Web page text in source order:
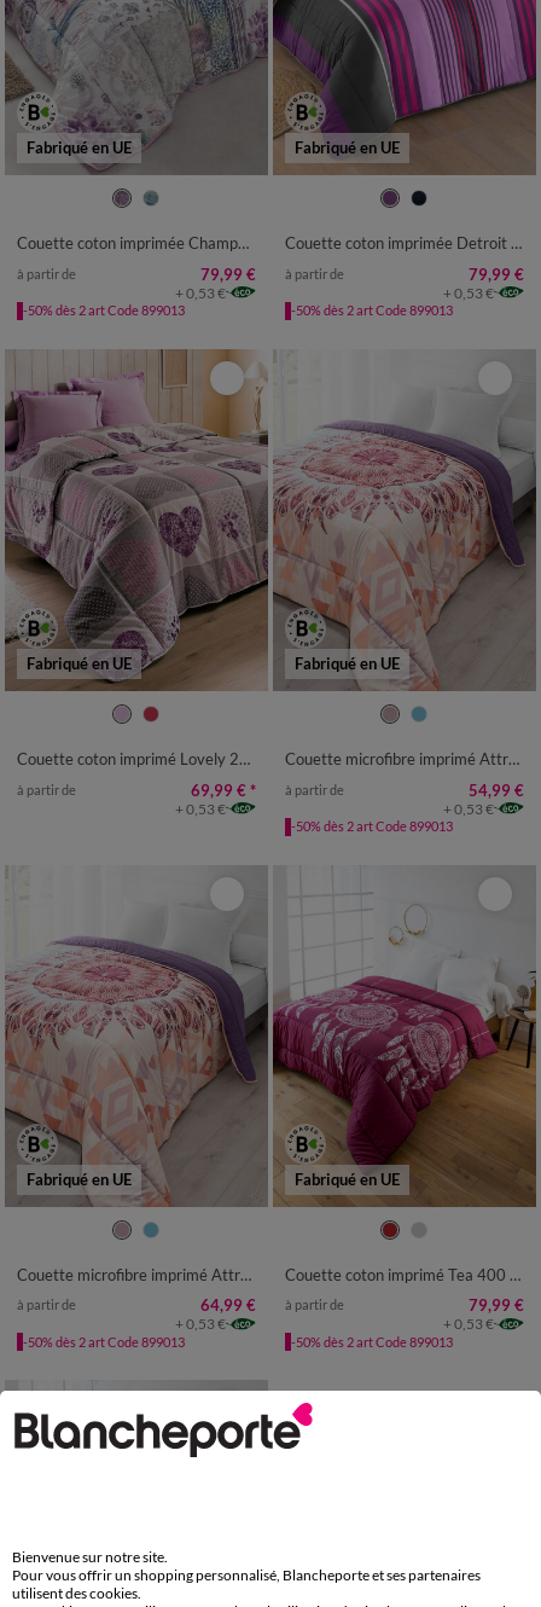
Fabriqué en UE
Couette coton imprimée Champêtre 400 g/m²
à partir de 79,99 €
+ 0,53 €
-50% dès 2 art Code 899013
Fabriqué en UE
Couette coton imprimée Detroit 400 g/m²
à partir de 79,99 €
+ 0,53 €
-50% dès 2 art Code 899013
Fabriqué en UE
Couette coton imprimé Lovely 200 g/m²
à partir de 69,99 € *
+ 0,53 €
Fabriqué en UE
Couette microfibre imprimé Attrape-rêves 200 g/m²
à partir de 54,99 €
+ 0,53 €
-50% dès 2 art Code 899013
Fabriqué en UE
Couette microfibre imprimé Attrape-rêves 400 g/m²
à partir de 64,99 €
+ 0,53 €
-50% dès 2 art Code 899013
Fabriqué en UE
Couette coton imprimé Tea 400 g/m²
à partir de 79,99 €
+ 0,53 €
-50% dès 2 art Code 899013
Bienvenue sur notre site.
Pour vous offrir un shopping personnalisé, Blancheporte et ses partenaires
utilisent des cookies.